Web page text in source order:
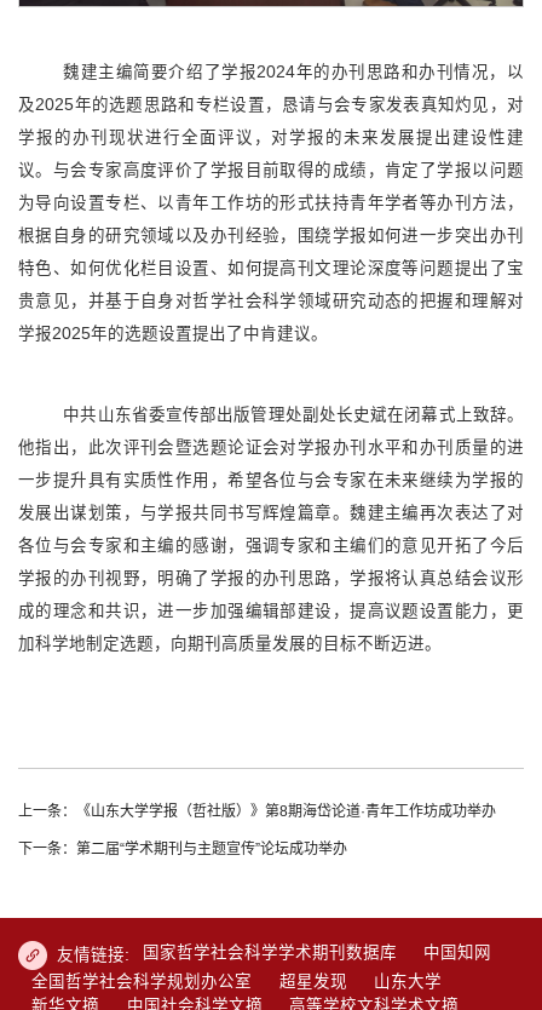
魏建主编简要介绍了学报2024年的办刊思路和办刊情况，以
及2025年的选题思路和专栏设置，恳请与会专家发表真知灼见，对
学报的办刊现状进行全面评议，对学报的未来发展提出建设性建
议。与会专家高度评价了学报目前取得的成绩，肯定了学报以问题
为导向设置专栏、以青年工作坊的形式扶持青年学者等办刊方法，
根据自身的研究领域以及办刊经验，围绕学报如何进一步突出办刊
特色、如何优化栏目设置、如何提高刊文理论深度等问题提出了宝
贵意见，并基于自身对哲学社会科学领域研究动态的把握和理解对
学报2025年的选题设置提出了中肯建议。
中共山东省委宣传部出版管理处副处长史斌在闭幕式上致辞。
他指出，此次评刊会暨选题论证会对学报办刊水平和办刊质量的进
一步提升具有实质性作用，希望各位与会专家在未来继续为学报的
发展出谋划策，与学报共同书写辉煌篇章。魏建主编再次表达了对
各位与会专家和主编的感谢，强调专家和主编们的意见开拓了今后
学报的办刊视野，明确了学报的办刊思路，学报将认真总结会议形
成的理念和共识，进一步加强编辑部建设，提高议题设置能力，更
加科学地制定选题，向期刊高质量发展的目标不断迈进。
上一条：《山东大学学报（哲社版）》第8期海岱论道·青年工作坊成功举办
下一条：第二届“学术期刊与主题宣传”论坛成功举办
友情链接: 国家哲学社会科学学术期刊数据库
中国知网
全国哲学社会科学规划办公室
超星发现
山东大学
新华文摘
中国社会科学文摘 高等学校文科学术文摘